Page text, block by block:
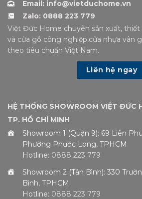
Email: info@vietduchome.vn
Zalo: 0888 223 779
Việt Đức Home chuyên sản xuất,
và cửa gỗ công nghiệp,cửa nhựa vân
theo tiêu chuẩn Việt Nam.
Liên hệ ngay
HỆ THỐNG SHOWROOM VIỆT ĐỨC
TP. HỒ CHÍ MINH
Showroom 1 (Quận 9): 69 Liên
Phường Phước Long, TPHCM
Hotline: 0888 223 779
Showroom 2 (Tân Bình): 330
Bình, TPHCM
Hotline: 0888 223 779